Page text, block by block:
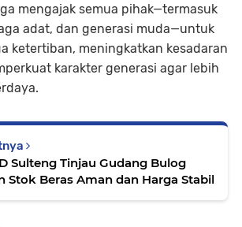
mengajak semua pihak—termasuk
adat, dan generasi muda—untuk
ketertiban, meningkatkan kesadaran
karakter generasi agar lebih
Sulteng Tinjau Gudang Bulog
Stok Beras Aman dan Harga Stabil